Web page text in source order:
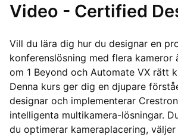
Video - Certified
Vill du lära dig hur du designar en
konferenslösning med flera kameror
om 1 Beyond och Automate VX rätt
Denna kurs ger dig en djupare
designar och implementerar
intelligenta multikamera-lösningar.
du optimerar kameraplacering,